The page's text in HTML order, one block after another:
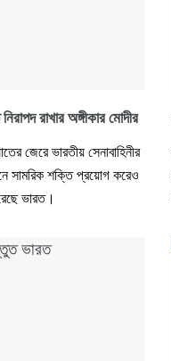
রাখার অঙ্গীকার মোদীর
জেরে ভারতীয় সেনাবাহিনীর
সামরিক শক্তি প্রয়োগ করেও
ভারত।